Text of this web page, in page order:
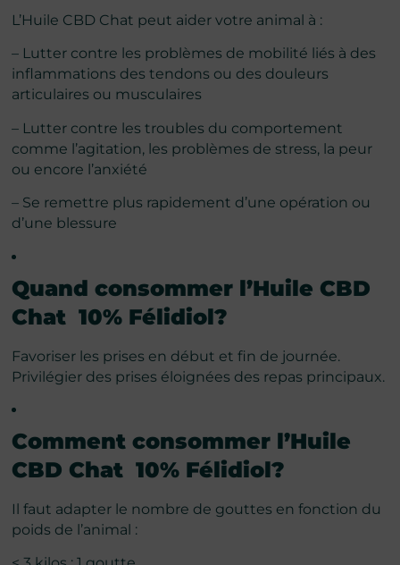
L’Huile CBD Chat peut aider votre animal à :
– Lutter contre les problèmes de mobilité liés à des
inflammations des tendons ou des douleurs
articulaires ou musculaires
– Lutter contre les troubles du comportement
comme l’agitation, les problèmes de stress, la peur
ou encore l’anxiété
– Se remettre plus rapidement d’une opération ou
d’une blessure
Quand consommer l’Huile CBD
Chat 10% Félidiol?
Favoriser les prises en début et fin de journée.
Privilégier des prises éloignées des repas principaux.
Comment consommer l’Huile
CBD Chat 10% Félidiol?
Il faut adapter le nombre de gouttes en fonction du
poids de l’animal :